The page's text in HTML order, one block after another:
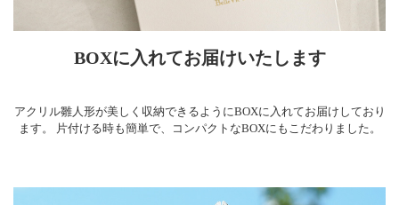
BOXに入れてお届けいたします
アクリル雛人形が美しく収納できるようにBOXに入れてお届けしており
ます。 片付ける時も簡単で、コンパクトなBOXにもこだわりました。